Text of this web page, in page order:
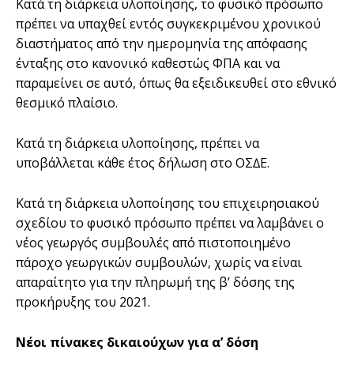
Κατά τη διάρκεια υλοποίησης, το φυσικό πρόσωπο
πρέπει να υπαχθεί εντός συγκεκριµένου χρονικού
διαστήµατος από την ηµεροµηνία της απόφασης
ένταξης στο κανονικό καθεστώς ΦΠΑ και να
παραµείνει σε αυτό, όπως θα εξειδικευθεί στο εθνικό
θεσµικό πλαίσιο.
Κατά τη διάρκεια υλοποίησης, πρέπει να
υποβάλλεται κάθε έτος δήλωση στο ΟΣ∆Ε.
Κατά τη διάρκεια υλοποίησης του επιχειρησιακού
σχεδίου το φυσικό πρόσωπο πρέπει να λαµβάνει ο
νέος γεωργός συµβουλές από πιστοποιηµένο
πάροχο γεωργικών συµβουλών, χωρίς να είναι
απαραίτητο για την πληρωµή της β’ δόσης της
προκήρυξης του 2021.
Νέοι πίνακες δικαιούχων για α’ δόση